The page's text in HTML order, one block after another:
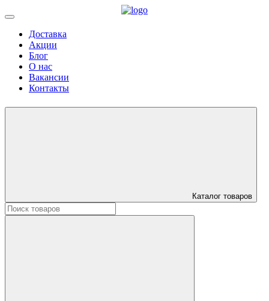
Доставка
Акции
Блог
О нас
Вакансии
Контакты
Каталог товаров
Искать: